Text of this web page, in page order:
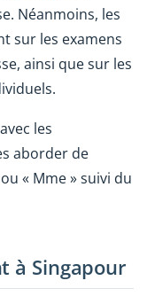
Néanmoins, les
sur les examens
ainsi que sur les
les
aborder de
« Mme » suivi du
à Singapour